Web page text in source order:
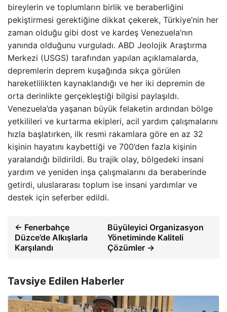
bireylerin ve toplumların birlik ve beraberliğini
pekiştirmesi gerektiğine dikkat çekerek, Türkiye’nin her
zaman olduğu gibi dost ve kardeş Venezuela’nın
yanında olduğunu vurguladı. ABD Jeolojik Araştırma
Merkezi (USGS) tarafından yapılan açıklamalarda,
depremlerin deprem kuşağında sıkça görülen
hareketlilikten kaynaklandığı ve her iki depremin de
orta derinlikte gerçekleştiği bilgisi paylaşıldı.
Venezuela’da yaşanan büyük felaketin ardından bölge
yetkilileri ve kurtarma ekipleri, acil yardım çalışmalarını
hızla başlatırken, ilk resmi rakamlara göre en az 32
kişinin hayatını kaybettiği ve 700’den fazla kişinin
yaralandığı bildirildi. Bu trajik olay, bölgedeki insani
yardım ve yeniden inşa çalışmalarını da beraberinde
getirdi, uluslararası toplum ise insani yardımlar ve
destek için seferber edildi.
← Fenerbahçe
Düzce’de Alkışlarla
Karşılandı
Büyüleyici Organizasyon
Yönetiminde Kaliteli
Çözümler →
Tavsiye Edilen Haberler